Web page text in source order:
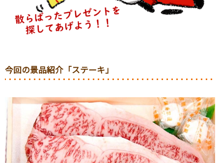
今回の景品紹介「ステーキ」